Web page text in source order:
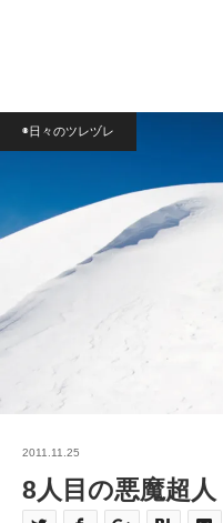
◉日々のツレヅレ
2011.11.25
8人目の悪魔超人